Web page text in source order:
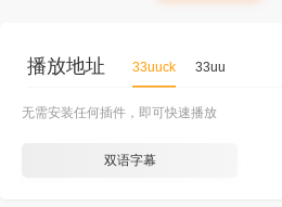
播放地址 33uuck 33uu
无需安装任何插件，即可快速播放
双语字幕